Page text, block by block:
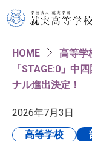
HOME
学校紹介
高等学校
HOME 高等学
「STAGE:0」中
ナル進出決定！
2026年7月3日
高等学校